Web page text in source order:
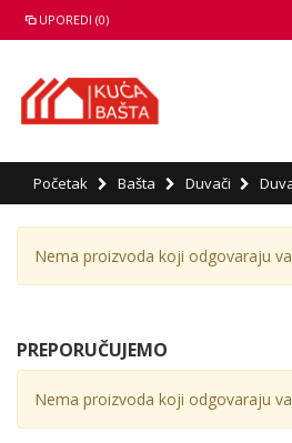
UPOREDI (0)
Početak Bašta Duvači
Nema proizvoda koji odgovaraju
PREPORUČUJEMO
Nema proizvoda koji odgovaraju